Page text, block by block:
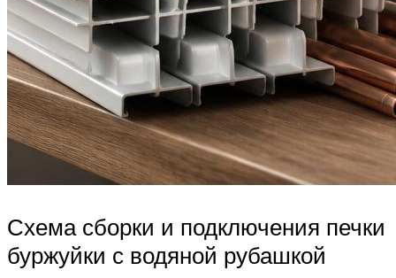
Схема сборки и подключения печки
буржуйки с водяной рубашкой